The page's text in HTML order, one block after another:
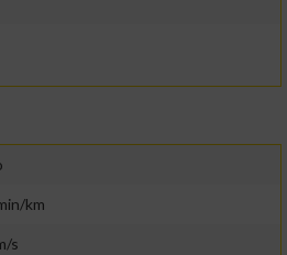
km
s